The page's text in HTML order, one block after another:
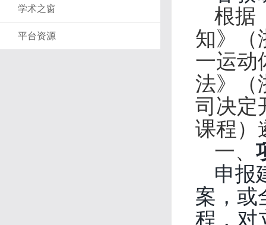
学术之窗
平台资源
根据
知》（
一运动
法》（
司决定
课程）
一、
申报
案，或
程，对